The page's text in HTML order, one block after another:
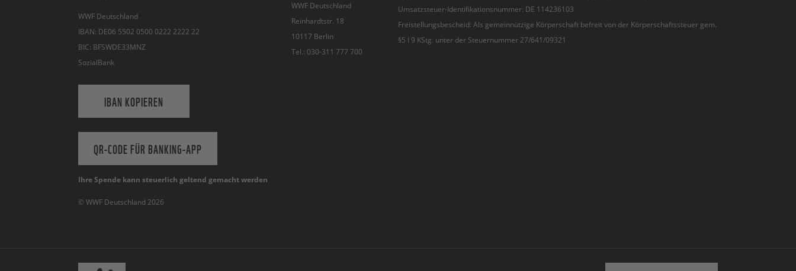
WWF Deutschland
IBAN: DE06 5502 0500 0222 2222 22
BIC: BFSWDE33MNZ
SozialBank
IBAN KOPIEREN
QR-CODE FÜR BANKING-APP
WWF Deutschland
Reinhardtstr. 18
10117 Berlin
Tel.: 030-311 777 700
Ihre Spende kann steuerlich geltend gemacht werden
Umsatzsteuer-Identifikationsnummer: DE 114236103
Freistellungsbescheid: Als gemeinnützige Körperschaft befreit von der Körperschaftssteuer gem.
§5 I 9 KStg. unter der Steuernummer 27/641/09321
© WWF Deutschland 2026